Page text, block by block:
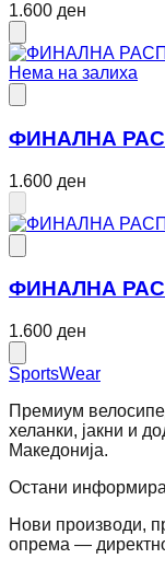
1.600 ден
Нема на залиха
ФИНАЛНА
1.600 ден
ФИНАЛНА
1.600 ден
SportsWear
Премиум
хеланки, јакни и
Македонија.
Остани
Нови производи,
опрема —